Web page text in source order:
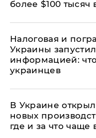
более $100 тысяч
Налоговая и
Украины
информацией:
украинцев
В Украине
новых
где и за что чаще